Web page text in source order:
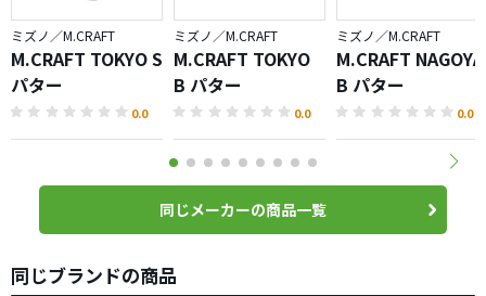
ミズノ／M.CRAFT
M.CRAFT TOKYO S
パター
0.0
ミズノ／M.CRAFT
M.CRAFT TOKYO
B パター
0.0
ミズノ／M.CRAFT
M.CRAFT NAGOYA
B パター
0.0
同じメーカーの商品一覧
同じブランドの商品